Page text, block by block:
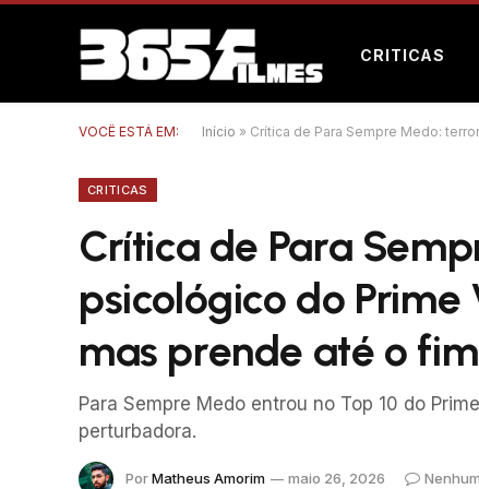
CRITICAS
VOCÊ ESTÁ EM: Início » Crítica de Para Sempre Medo:
CRITICAS
Crítica de Para
psicológico do
mas prende até o fim
Para Sempre Medo entrou no Top 10 do
perturbadora.
PorMatheus Amorim maio 26, 2026